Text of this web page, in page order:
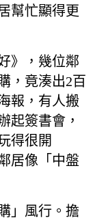
幫忙顯得更
》，幾位鄰
，竟湊出2百
報，有人搬
起簽書會，
得很開
居像「中盤
」風行。擔